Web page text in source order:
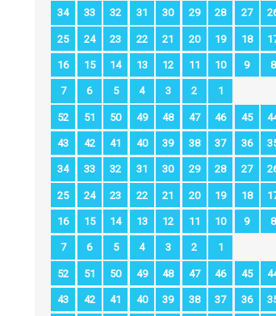
34 33 32 31 30 29 28 27
25 24 23 22 21 20 19 18
16 15 14 13 12 11 10 9 8
7 6 5 4 3 2 1
52 51 50 49 48 47 46 45
43 42 41 40 39 38 37 36
34 33 32 31 30 29 28 27
25 24 23 22 21 20 19 18
16 15 14 13 12 11 10 9 8
7 6 5 4 3 2 1
52 51 50 49 48 47 46 45
43 42 41 40 39 38 37 36